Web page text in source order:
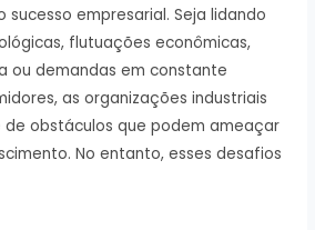
empresarial. Seja lidando
flutuações econômicas,
ou demandas em constante
as organizações industriais
obstáculos que podem ameaçar
No entanto, esses desafios